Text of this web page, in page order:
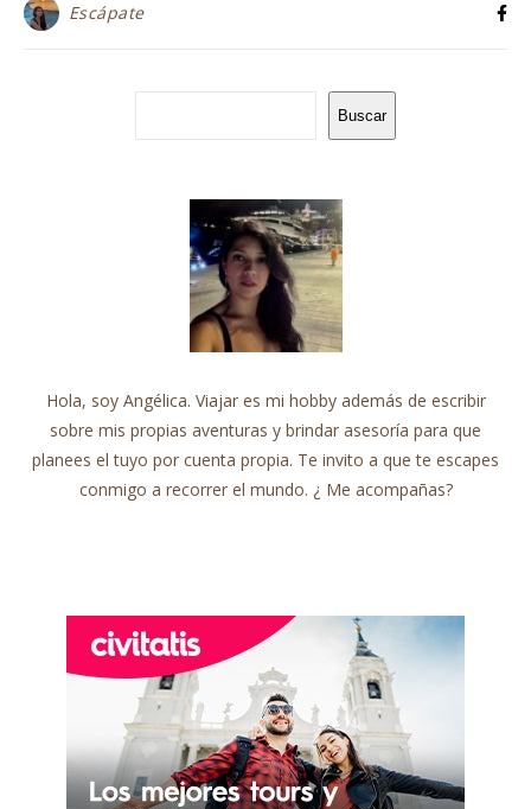
Escápate
Buscar
Hola, soy Angélica. Viajar es mi hobby además de escribir
sobre mis propias aventuras y brindar asesoría para que
planees el tuyo por cuenta propia. Te invito a que te escapes
conmigo a recorrer el mundo. ¿ Me acompañas?